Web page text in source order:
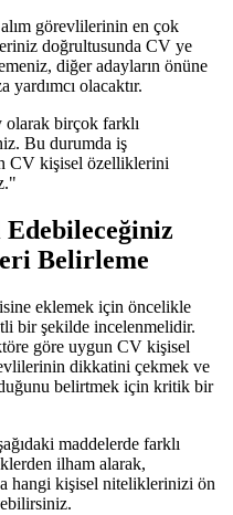
görevlilerinin en çok
doğrultusunda CV ye
diğer adayların önüne
yardımcı olacaktır.
birçok farklı
Bu durumda iş
CV kişisel özelliklerini
Belirleme
eklemek için öncelikle
bir şekilde incelenmelidir.
göre uygun CV kişisel
dikkatini çekmek ve
belirtmek için kritik bir
maddelerde farklı
ilham alarak,
hangi kişisel niteliklerinizi ön